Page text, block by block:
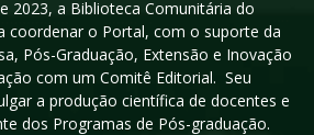
2023, a Biblioteca Comunitária do
coordenar o Portal, com o suporte da
Pós-Graduação, Extensão e Inovação
com um Comitê Editorial. Seu
a produção científica de docentes e
dos Programas de Pós-graduação.